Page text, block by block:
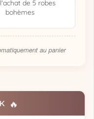
de 5 robes
bohèmes
au panier
🔥